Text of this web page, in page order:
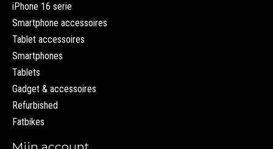
iPhone 16 serie
Smartphone accessoires
Tablet accessoires
Smartphones
Tablets
Gadget & accessoires
Refurbished
Fatbikes